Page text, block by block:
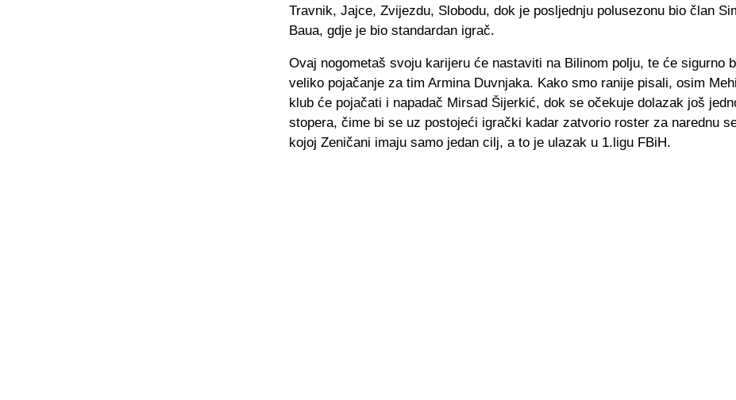
Travnik, Jajce, Zvijezdu, Slobodu, dok je posljednju polusezonu bio član
Baua, gdje je bio standardan igrač.
Ovaj nogometaš svoju karijeru će nastaviti na Bilinom polju, te će sigurno
veliko pojačanje za tim Armina Duvnjaka. Kako smo ranije pisali, osim
klub će pojačati i napadač Mirsad Šijerkić, dok se očekuje dolazak još
stopera, čime bi se uz postojeći igrački kadar zatvorio roster za narednu
kojoj Zeničani imaju samo jedan cilj, a to je ulazak u 1.ligu FBiH.